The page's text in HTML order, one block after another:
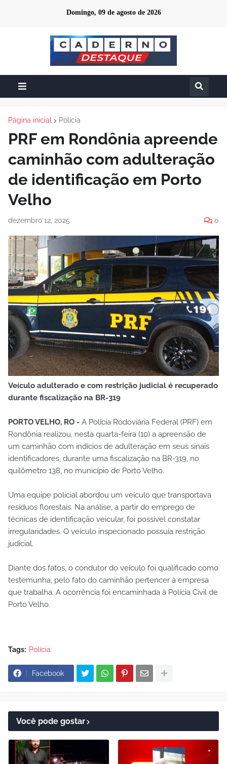
Domingo, 09 de agosto de 2026
Página inicial Polícia
PRF em Rondônia apreende
caminhão com adulteração
de identificação em Porto
Velho
dezembro 12, 2025 0
Veículo adulterado e com restrição judicial é recuperado
durante fiscalização na BR-319
PORTO VELHO, RO - A Polícia Rodoviária Federal (PRF) em
Rondônia realizou, nesta quarta-feira (10) a apreensão de
um caminhão com indícios de adulteração em seus sinais
identificadores, durante uma fiscalização na BR-319, no
quilômetro 138, no município de Porto Velho.
Uma equipe policial abordou um veículo que transportava
resíduos florestais. Na análise, a partir do emprego de
técnicas de identificação veicular, foi possível constatar
irregularidades. O veículo inspecionado possuía restrição
judicial.
Diante dos fatos, o condutor do veículo foi qualificado como
testemunha, pelo fato do caminhão pertencer à empresa
que trabalha. A ocorrência foi encaminhada à Polícia Civil de
Porto Velho.
Tags: Polícia
Facebook
Você pode gostar